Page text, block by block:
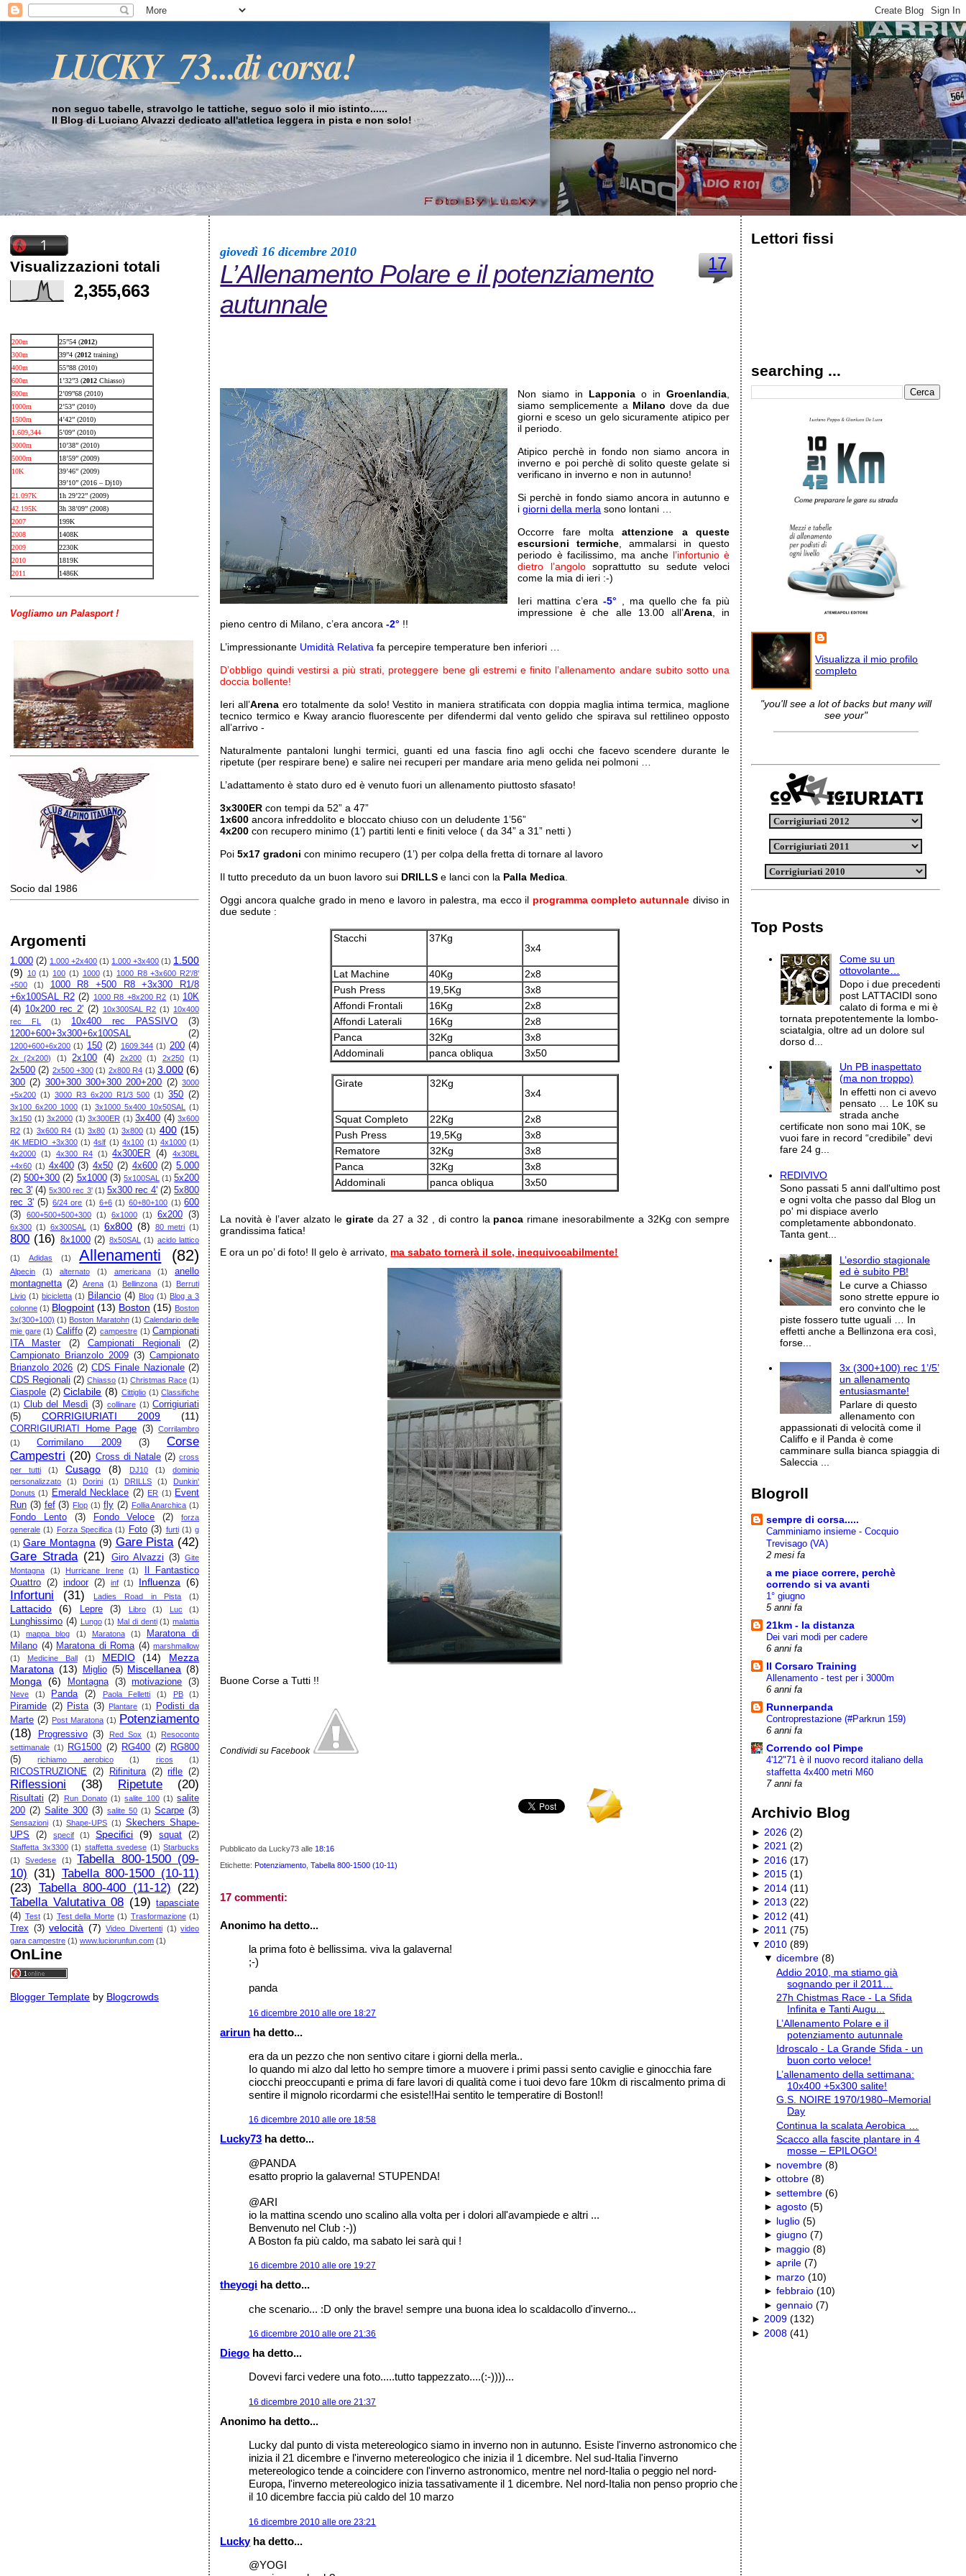
LUCKY_73...di corsa!
non seguo tabelle, stravolgo le tattiche, seguo solo il mio istinto......
Il Blog di Luciano Alvazzi dedicato all'atletica leggera in pista e non solo!
Visualizzazioni totali
2,355,663
200m 25”54 (2012)
300m
39”4 (2012 training)
400m
55”88 (2010)
600m
1’32”3 (2012 Chiasso)
800m
2’09”68 (2010)
1000m
2’53” (2010)
1500m
4’42” (2010)
1.609,344
5’09” (2010)
3000m
10’38” (2010)
5000m
18’59” (2009)
10K
39’46” (2009)
39’10” (2016 – Dj10)
21.097K
1h 29’22” (2009)
42.195K
3h 38’09” (2008)
2007
199K
2008
1408K
2009
2230K
2010
1819K
2011
1486K
Vogliamo un Palasport !
Socio dal 1986
Argomenti
1.000 (2) 1.000 +2x400 (1) 1.000 +3x400 (1) 1.500
(9)
10 (1) 100 (1) 1000 (1) 1000 R8 +3x600 R2'/8'
+500
(1)
1000 R8 +500 R8 +3x300 R1/8
+6x100SAL R2 (2) 1000 R8 +8x200 R2 (1) 10K
(4) 10x200 rec 2' (2) 10x300SAL R2 (1) 10x400
rec FL
(1) 10x400 rec PASSIVO
(3)
1200+600+3x300+6x100SAL
(2)
1200+600+6x200 (1) 150 (2) 1609.344 (1) 200 (4)
2x (2x200) (1) 2x100 (4) 2x200 (1) 2x250 (1)
2x500 (2) 2x500 +300 (1) 2x800 R4 (1) 3.000 (6)
300 (2) 300+300 300+300 200+200 (2) 3000
+5x200 (1) 3000 R3 6x200 R1/3 500 (1) 350 (2)
3x100 6x200 1000 (1) 3x1000 5x400 10x50SAL
(1)
3x150 (1) 3x2000 (1) 3x300ER (1) 3x400 (4) 3x600
R2 (1) 3x600 R4 (1) 3x80 (1) 3x800 (1) 400 (15)
4K MEDIO +3x300 (1) 4slf (1) 4x100 (1) 4x1000 (1)
4x2000 (1) 4x300 R4 (1) 4x300ER (4)
4x30BL
+4x60 (1) 4x400 (3) 4x50 (2) 4x600 (2) 5.000
(2) 500+300 (2) 5x1000 (3) 5x100SAL (1) 5x200
rec 3' (4) 5x300 rec 3' (1) 5x300 rec 4' (2) 5x800
rec 3' (5) 6/24 ore (1) 6+6 (1) 60+80+100 (1) 600
(3)
600+500+500+300 (1) 6x1000 (1) 6x200 (3)
6x300 (1) 6x300SAL (1) 6x800 (8) 80 metri (1)
800 (16) 8x1000 (2) 8x50SAL (1) acido lattico
(1) Adidas (1) Allenamenti (82)
Alpecin (1) alternato (1) americana (1)
anello
montagnetta (2) Arena (1) Bellinzona (1)
Berruti
Livio (1) bicicletta (1) Bilancio (4) Blog (1) Blog a 3
colonne (1) Blogpoint (13) Boston (15) Boston
3x(300+100) (1) Boston Maratohn (1) Calendario delle
mie gare (1) Califfo (2) campestre (1) Campionati
ITA Master
(2) Campionati Regionali
(2)
Campionato Brianzolo 2009 (3) Campionato
Brianzolo 2026 (2) CDS Finale Nazionale (2)
CDS Regionali (2) Chiasso (1) Christmas Race (1)
Ciaspole (2) Ciclabile (8) Cittiglio (1) Classifiche
(1) Club del Mesdì (3) collinare (1) Corrigiuriati
(5)
CORRIGIURIATI 2009 (11)
CORRIGIURIATI Home Page (3)
Corrilambro
(1)
Corrimilano 2009 (3)
Corse
Campestri (20) Cross di Natale (2) cross
per tutti
(1) Cusago (8) DJ10 (1)
dominio
personalizzato
(1) Dorini (1) DRILLS (1)
Dunkin'
Donuts (1) Emerald Necklace (2) ER (1) Event
Run (3) fef (3) Flop (1) fly (2) Follia Anarchica (1)
Fondo Lento (3) Fondo Veloce (2)
forza
generale (1) Forza Specifica (1) Foto (3) furti (1) g
(1) Gare Montagna (9) Gare Pista (42)
Gare Strada (21) Giro Alvazzi (3)
Gite
Montagna
(1) Hurricane Irene (1)
Il Fantastico
Quattro (2) indoor (2) inf (1) Influenza (6)
Infortuni (31) Ladies Road in Pista (1)
Lattacido (6) Lepre (3) Libro (1) Luc (1)
Lunghissimo (4) Lungo (1) Mal di denti (1) malattia
(1)
mappa blog (1) Maratona (1)
Maratona di
Milano (4) Maratona di Roma (4) marshmallow
(1)
Medicine Ball (1) MEDIO (14)
Mezza
Maratona (13) Miglio (5) Miscellanea (8)
Monga
(6) Montagna (3) motivazione (3)
Neve (1) Panda (2) Paola Felletti (1) PB (1)
Piramide (2) Pista (3) Plantare (1)
Podisti da
Marte (2) Post Maratona (1) Potenziamento
(18)
Progressivo (3) Red Sox (1)
Resoconto
settimanale (1) RG1500 (2) RG400 (2) RG800
(5)
richiamo aerobico (1) ricos (1)
RICOSTRUZIONE (2) Rifinitura (2) rifle (2)
Riflessioni (38) Ripetute (20)
Risultati (2) Run Donato (1) salite 100 (1) salite
200 (2) Salite 300 (3) salite 50 (1) Scarpe (3)
Sensazioni (1) Shape-UPS (1) Skechers Shape-
UPS
(2) specif (1) Specifici (9) squat (2)
Staffetta 3x3300 (1) staffetta svedese (1) Starbucks
(1)
Svedese (1)
Tabella 800-1500 (09-
10) (31) Tabella 800-1500 (10-11)
(23) Tabella 800-400 (11-12) (22)
Tabella Valutativa 08 (19) tapasciate
(4) Test (1) Test della Morte (1) Trasformazione (1)
Trex (3) velocità (7) Video Divertenti (1) video
gara campestre (1) www.luciorunfun.com (1)
OnLine
Blogger Template by Blogcrowds
giovedì 16 dicembre 2010
17
L’Allenamento Polare e il potenziamento
autunnale
Non siamo in Lapponia o inGroenlandia
siamo semplicemente a Milano dove da due
giorni e sceso un gelo sicuramente atipico per
il periodo.
Atipico perchè in fondo non siamo ancora in
inverno e poi perchè di solito queste gelate si
verificano in inverno e non in autunno!
Si perchè in fondo siamo ancora in autunno e
igiorni della merla sono lontani …
Occorre fare moltaattenzione a queste
escursioni termiche , ammalarsi in questo
periodo è facilissimo, ma anche l’infortunio è
dietro l’angolosoprattutto su sedute veloci
come la mia di ieri :-)
Ieri mattina c’era -5° , ma quello che fa più
impressione è che alle 13.00 all’Arena, in
pieno centro di Milano, c’era ancora-2° !!
L’impressionante Umidità Relativa fa percepire temperature ben inferiori …
D’obbligo quindi vestirsi a più strati, proteggere bene gli estremi e finito l’allenamento andare subito sotto una
doccia bollente!
Ieri all’Arena ero totalmente da solo! Vestito in maniera stratificata con doppia maglia intima termica, maglione
tecnico termico e Kway arancio fluorescente per difendermi dal vento gelido che spirava sul rettilineo opposto
all’arrivo -
Naturalmente pantaloni lunghi termici, guanti ed una fascia fino agli occhi che facevo scendere durante le
ripetute (per respirare bene) e salire nei recuperi per mandare aria meno gelida nei polmoni …
L’adattamento è stato duro ed è venuto fuori un allenamento piuttosto sfasato!
3x300ER con tempi da 52” a 47”
1x600 ancora infreddolito e bloccato chiuso con un deludente 1’56”
4x200 con recupero minimo (1’) partiti lenti e finiti veloce ( da 34” a 31” netti )
Poi5x17 gradoni con minimo recupero (1’) per colpa della fretta di tornare al lavoro
Il tutto preceduto da un buon lavoro sui DRILLS e lanci con la Palla Medica
Oggi ancora qualche grado in meno e lavoro in palestra, ma ecco il programma completo autunnale diviso in
due sedute :
Stacchi
37Kg
3x4
Lat Machine 40Kg
2x8
Push Press
19,5Kg
3x8
Affondi Frontali
16Kg
2x8
Affondi Laterali
16Kg
2x8
Panca
32Kg
3x8
Addominali
panca obliqua 3x50
Girate
32Kg
3x4
Squat Completo 22Kg
2x8
Push Press
19,5Kg
3x8
Rematore
32Kg
3x8
Panca
32Kg
3x8
Addominali
panca obliqua 3x50
La novità è l’aver alzato le girate da 27 a 32 , di contro la panca rimane inesorabilmente a 32Kg con sempre
grandissima fatica!
E ora un po’ di foto! Il gelo è arrivato, ma sabato tornerà il sole, inequivocabilmente!
Buone Corse a Tutti !!
Condividi su Facebook
Pubblicato da Lucky73alle 18:16
Etichette: Potenziamento ,Tabella 800-1500 (10-11)
17 commenti:
Anonimo ha detto...
la prima foto è bellissima. viva la galaverna!
;-)
panda
16 dicembre 2010 alle ore 18:27
arirun ha detto...
era da un pezzo che non sentivo citare i giorni della merla..
Io quando mi alzo dal letto ho sempre timore a muovere i primi passi sento caviglie e ginocchia fare
ciocchi preoccupanti e prima di fare lavori di qualità come i tuoi devo fare 10km di riscalmento prima di
sentire il mignolo ricordarmi che esiste!!Hai sentito le temperatire di Boston!!
16 dicembre 2010 alle ore 18:58
Lucky73 ha detto...
@PANDA
esatto proprio la galaverna! STUPENDA!
@ARI
io la mattina scendo uno scalino alla volta per i dolori all'avampiede e altri ...
Benvenuto nel Club :-))
A Boston fa più caldo, ma sabato lei sarà qui !
16 dicembre 2010 alle ore 19:27
theyogi ha detto...
che scenario... :D only the brave! sempre una buona idea lo scaldacollo d'inverno...
16 dicembre 2010 alle ore 21:36
Diego ha detto...
Dovevi farci vedere una foto.....tutto tappezzato....(:-))))...
16 dicembre 2010 alle ore 21:37
Anonimo ha detto...
Lucky dal punto di vista metereologico siamo in inverno non in autunno. Esiste l'inverno astronomico che
inizia il 21 dicembre e l'inverno metereologico che inizia il 1 dicembre. Nel sud-Italia l'inverno
metereologico tende a coincidere con l'inverno astronomico, mentre nel nord-Italia o peggio nel nord-
Europa, l'inverno metereologico inizia tassativamente il 1 dicembre. Nel nord-Italia non penso proprio che
il 10 dicembre faccia più caldo del 10 marzo
16 dicembre 2010 alle ore 23:21
Luckyha detto...
@YOGI
Lettori fissi
searching ...
Visualizza il mio profilo
completo
"you'll see a lot of backs but many will
see your"
Top Posts
Come su un
ottovolante…
Dopo i due precedenti
post LATTACIDI sono
calato di forma e mi è
tornata prepotentemente la lombo-
sciatalgia, oltre ad un dolore sul
dorso d...
Un PB inaspettato
(ma non troppo)
In effetti non ci avevo
pensato … Le 10K su
strada anche
certificate non sono mai 10K, se
vuoi fare in record “credibile” devi
fare 24 g...
REDIVIVO
Sono passati 5 anni dall'ultimo post
e ogni volta che passo dal Blog un
po' mi dispiace averlo
completamente abbondonato.
Tanta gent...
L’esordio stagionale
ed è subito PB!
Le curve a Chiasso
sono strette eppure io
ero convinto che le
piste fossero tutte uguali … In
effetti anche a Bellinzona era così,
forse...
3x (300+100) rec 1’/5’
un allenamento
entusiasmante!
Parlare di questo
allenamento con
appassionati di velocità come il
Califfo e il Panda è come
camminare sulla bianca spiaggia di
Saleccia ...
Blogroll
sempre di corsa.....
Camminiamo insieme - Cocquio
Trevisago (VA)
2 mesi fa
a me piace correre, perchè
correndo si va avanti
1° giugno
5 anni fa
21km - la distanza
Dei vari modi per cadere
6 anni fa
Il Corsaro Training
Allenamento - test per i 3000m
6 anni fa
Runnerpanda
Controprestazione (#Parkrun 159)
6 anni fa
Correndo col Pimpe
4'12"71 è il nuovo record italiano della
staffetta 4x400 metri M60
7 anni fa
Archivio Blog
► 2026 (2)
►2021 (2)
► 2016 (17)
►2015 (1)
► 2014 (11)
►2013 (22)
► 2012 (41)
►2011 (75)
▼ 2010 (89)
▼dicembre (8)
Addio 2010, ma stiamo già
sognando per il 2011…
27h Chistmas Race - La Sfida
Infinita e Tanti Augu...
L’Allenamento Polare e il
potenziamento autunnale
Idroscalo - La Grande Sfida - un
buon corto veloce!
L’allenamento della settimana:
10x400 +5x300 salite!
G.S. NOIRE 1970/1980–Memorial
Day
Continua la scalata Aerobica …
Scacco alla fascite plantare in 4
mosse – EPILOGO!
► novembre (8)
►ottobre (8)
►settembre (6)
►agosto (5)
► luglio (5)
►giugno (7)
► maggio (8)
►aprile (7)
► marzo (10)
►febbraio (10)
►gennaio (7)
►2009 (132)
► 2008 (41)